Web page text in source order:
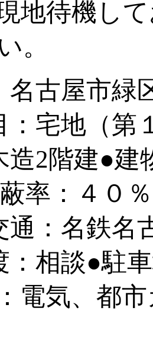
地待機し
。
名古屋市緑
：宅地（第
造2階建●建
率：４０
通：名鉄名
：相談●駐
電気、都